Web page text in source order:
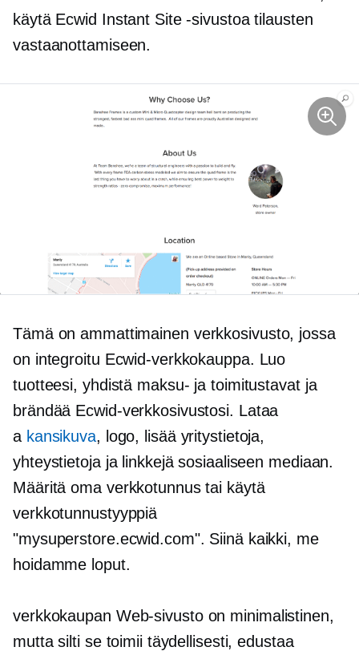
käytä Ecwid Instant Site -sivustoa tilausten
vastaanottamiseen.
Tämä on ammattimainen verkkosivusto, jossa
on integroitu Ecwid-verkkokauppa. Luo
tuotteesi, yhdistä maksu- ja toimitustavat ja
brändää Ecwid-verkkosivustosi. Lataa
a kansikuva, logo, lisää yritystietoja,
yhteystietoja ja linkkejä sosiaaliseen mediaan.
Määritä oma verkkotunnus tai käytä
verkkotunnustyyppiä
"mysuperstore.ecwid.com". Siinä kaikki, me
hoidamme loput.
verkkokaupan Web-sivusto on minimalistinen,
mutta silti se toimii täydellisesti, edustaa